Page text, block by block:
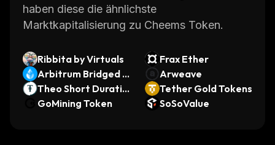
haben diese die ähnlichste
Marktkapitalisierung zu Cheems Token.
Ribbita by Virtuals
Frax Ether
Arbitrum Bridged w
stETH (Arbitrum)
Arweave
Theo Short Duratio
n US Treasury Fund
Tether Gold Tokens
GoMining Token
SoSoValue